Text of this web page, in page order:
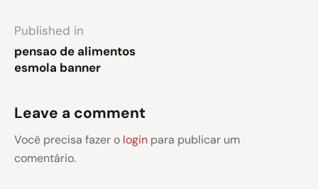
Published in
pensao de alimentos
esmola banner
Leave a comment
Você precisa fazer o login para publicar um
comentário.